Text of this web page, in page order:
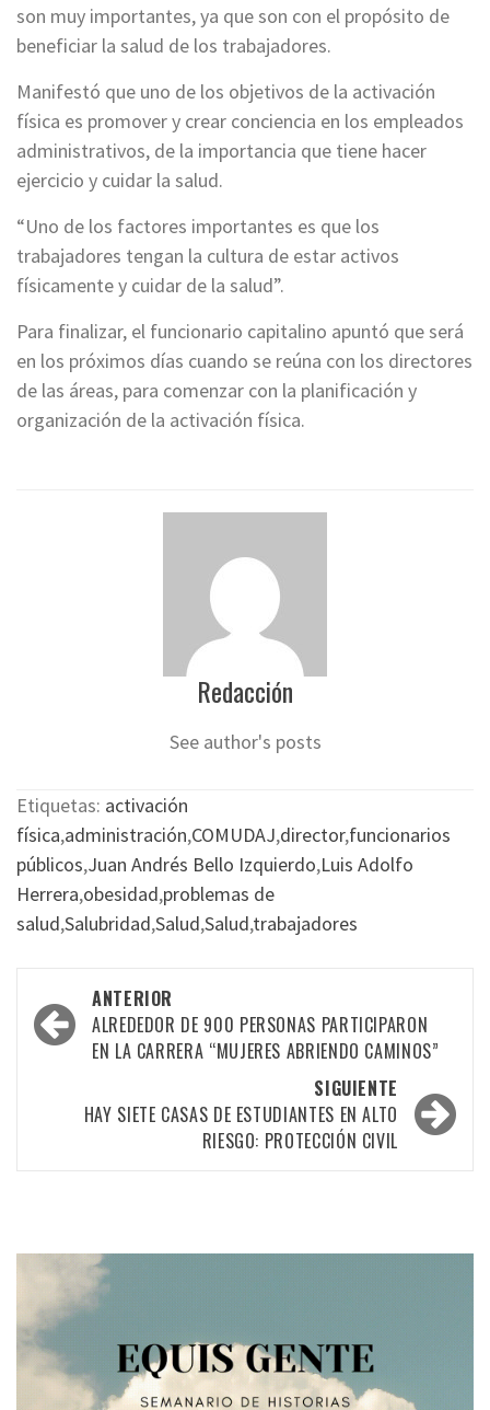
son muy importantes, ya que son con el propósito de
beneficiar la salud de los trabajadores.
Manifestó que uno de los objetivos de la activación
física es promover y crear conciencia en los empleados
administrativos, de la importancia que tiene hacer
ejercicio y cuidar la salud.
“Uno de los factores importantes es que los
trabajadores tengan la cultura de estar activos
físicamente y cuidar de la salud”.
Para finalizar, el funcionario capitalino apuntó que será
en los próximos días cuando se reúna con los directores
de las áreas, para comenzar con la planificación y
organización de la activación física.
Redacción
See author's posts
Etiquetas: activación
física,administración,COMUDAJ,director,funcionarios
públicos,Juan Andrés Bello Izquierdo,Luis Adolfo
Herrera,obesidad,problemas de
salud,Salubridad,Salud,Salud,trabajadores
Navegación
por
entradas
ANTERIOR
ALREDEDOR DE 900 PERSONAS PARTICIPARON
EN LA CARRERA “MUJERES ABRIENDO CAMINOS”
SIGUIENTE
HAY SIETE CASAS DE ESTUDIANTES EN ALTO
RIESGO: PROTECCIÓN CIVIL